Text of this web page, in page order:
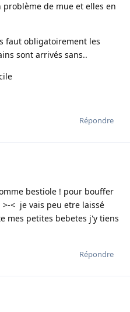
de mue et elles en
faut obligatoirement les
sont arrivés sans..
Répondre
bestiole ! pour bouffer
< je vais peu etre laissé
mes petites bebetes j'y tiens
Répondre